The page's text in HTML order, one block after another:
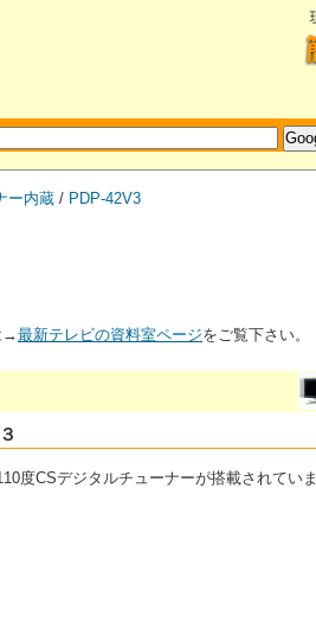
ー内蔵 / PDP-42V3
→最新テレビの資料室ページをご覧下さい。
度CSデジタルチューナーが搭載されていま